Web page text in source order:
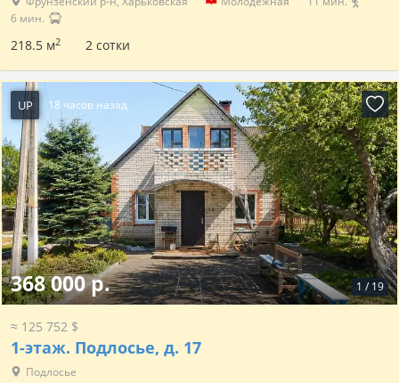
6 мин.
218.5 м2 2 сотки
UP 18 часов назад
1 / 19
368 000 р.
≈ 125 752 $
1-этаж. Подлосье, д. 17
Подлосье